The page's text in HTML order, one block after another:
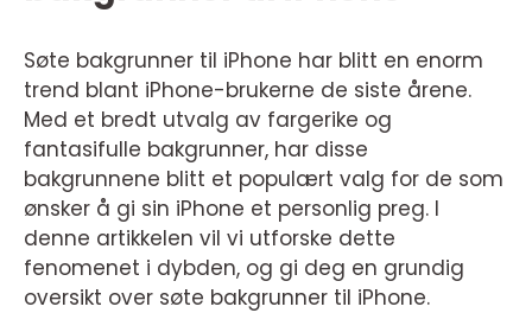
Søte bakgrunner til iPhone har blitt en enorm
trend blant iPhone-brukerne de siste årene.
Med et bredt utvalg av fargerike og
fantasifulle bakgrunner, har disse
bakgrunnene blitt et populært valg for de som
ønsker å gi sin iPhone et personlig preg. I
denne artikkelen vil vi utforske dette
fenomenet i dybden, og gi deg en grundig
oversikt over søte bakgrunner til iPhone.